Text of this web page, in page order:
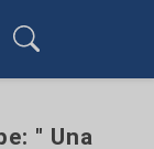
" Una